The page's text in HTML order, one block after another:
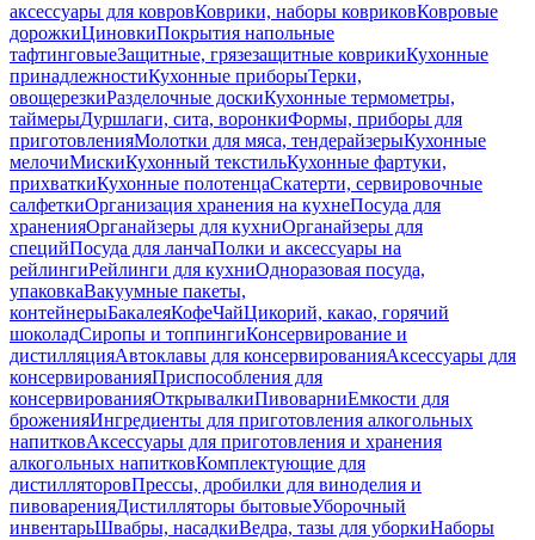
аксессуары для ковровКоврики, наборы ковриковКовровые
дорожкиЦиновкиПокрытия напольные
тафтинговыеЗащитные, грязезащитные коврикиКухонные
принадлежностиКухонные приборыТерки,
овощерезкиРазделочные доскиКухонные термометры,
таймерыДуршлаги, сита, воронкиФормы, приборы для
приготовленияМолотки для мяса, тендерайзерыКухонные
мелочиМискиКухонный текстильКухонные фартуки,
прихваткиКухонные полотенцаСкатерти, сервировочные
салфеткиОрганизация хранения на кухнеПосуда для
храненияОрганайзеры для кухниОрганайзеры для
специйПосуда для ланчаПолки и аксессуары на
рейлингиРейлинги для кухниОдноразовая посуда,
упаковкаВакуумные пакеты,
контейнерыБакалеяКофеЧайЦикорий, какао, горячий
шоколадСиропы и топпингиКонсервирование и
дистилляцияАвтоклавы для консервированияАксессуары для
консервированияПриспособления для
консервированияОткрывалкиПивоварниЕмкости для
броженияИнгредиенты для приготовления алкогольных
напитковАксессуары для приготовления и хранения
алкогольных напитковКомплектующие для
дистилляторовПрессы, дробилки для виноделия и
пивоваренияДистилляторы бытовыеУборочный
инвентарьШвабры, насадкиВедра, тазы для уборкиНаборы